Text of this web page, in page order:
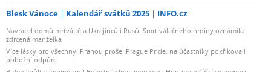
Blesk Vánoce Kalendář svátků 2025 INFO.cz
Navracel domů mrtvá těla Ukrajinců i Rusů: Smrt válečného hrdiny oznámila
zdrcená manželka
Více lásky pro všechny. Prahou prošel Prague Pride, na účastníky pokřikovali
pobožní odpůrci